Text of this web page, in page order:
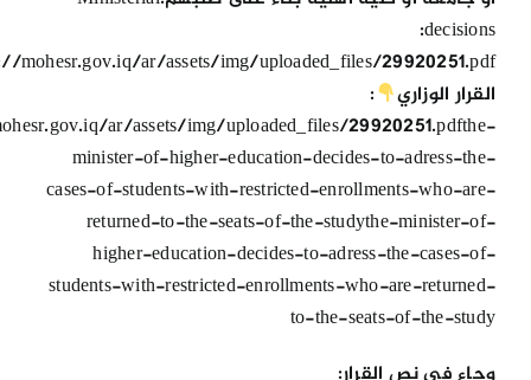
decisions:
mohesr.gov.iq/ar/assets/img/uploaded_files/29920251.pdf
القرار الوزاري
:
ar/assets/img/uploaded_files/29920251.pdfthe-
minister-of-higher-education-decides-to-adress-the-
cases-of-students-with-restricted-enrollments-who-are-
returned-to-the-seats-of-the-studythe-minister-of-
higher-education-decides-to-adress-the-cases-of-
students-with-restricted-enrollments-who-are-returned-
to-the-seats-of-the-study